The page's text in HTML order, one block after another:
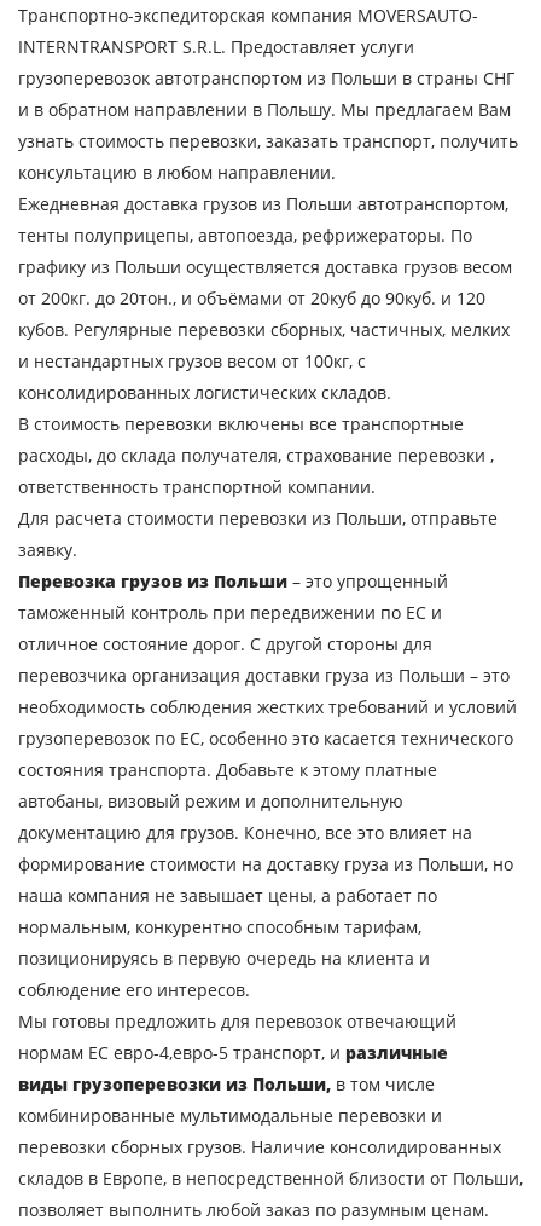
Транспортно-экспедиторская компания MOVERSAUTO-
INTERNTRANSPORT S.R.L. Предоставляет услуги
грузоперевозок автотранспортом из Польши в страны СНГ
и в обратном направлении в Польшу. Мы предлагаем Вам
узнать стоимость перевозки, заказать транспорт, получить
консультацию в любом направлении.
Ежедневная доставка грузов из Польши автотранспортом,
тенты полуприцепы, автопоезда, рефрижераторы. По
графику из Польши осуществляется доставка грузов весом
от 200кг. до 20тон., и объёмами от 20куб до 90куб. и 120
кубов. Регулярные перевозки сборных, частичных, мелких
и нестандартных грузов весом от 100кг, с
консолидированных логистических складов.
В стоимость перевозки включены все транспортные
расходы, до склада получателя, страхование перевозки ,
ответственность транспортной компании.
Для расчета стоимости перевозки из Польши, отправьте
заявку.
Перевозка грузов из Польши – это упрощенный
таможенный контроль при передвижении по ЕС и
отличное состояние дорог. С другой стороны для
перевозчика организация доставки груза из Польши – это
необходимость соблюдения жестких требований и условий
грузоперевозок по ЕС, особенно это касается технического
состояния транспорта. Добавьте к этому платные
автобаны, визовый режим и дополнительную
документацию для грузов. Конечно, все это влияет на
формирование стоимости на доставку груза из Польши, но
наша компания не завышает цены, а работает по
нормальным, конкурентно способным тарифам,
позиционируясь в первую очередь на клиента и
соблюдение его интересов.
Мы готовы предложить для перевозок отвечающий
нормам ЕС евро-4,евро-5 транспорт, и различные
виды грузоперевозки из Польши, в том числе
комбинированные мультимодальные перевозки и
перевозки сборных грузов. Наличие консолидированных
складов в Европе, в непосредственной близости от Польши,
позволяет выполнить любой заказ по разумным ценам.
Узнать стоимость
перевозки
Страна загрузки
Город загрузки
Дата загрузки
Тип транспорта
Объем груза
Контактное лицо
Контактный телефон
E-mail
Отправляя заявку, вы соглашаетесь на
обработку персональных данных.